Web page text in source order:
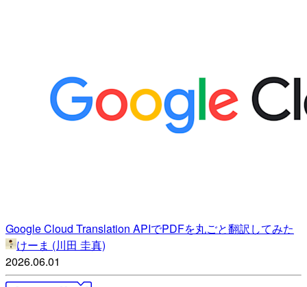
Google Cloud Translation APIでPDFを丸ごと翻訳してみた
けーま (川田 圭真)
2026.06.01